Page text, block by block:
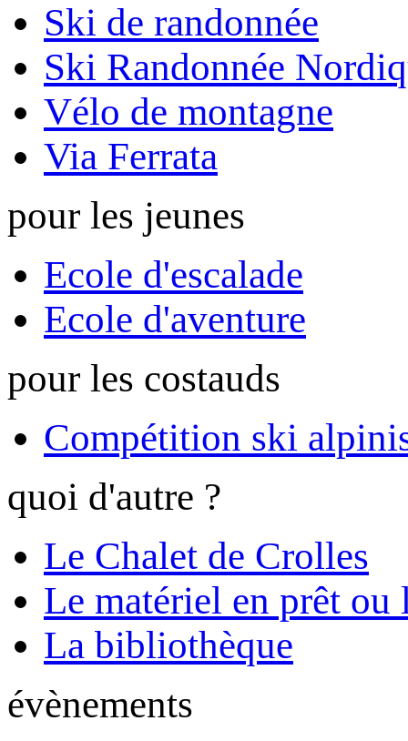
Ski de randonnée
Ski Randonnée
Vélo de montagne
Via Ferrata
pour les jeunes
Ecole d'escalade
Ecole d'aventure
pour les costauds
Compétition ski
quoi d'autre ?
Le Chalet de Crolles
Le matériel en prêt ou
La bibliothèque
évènements